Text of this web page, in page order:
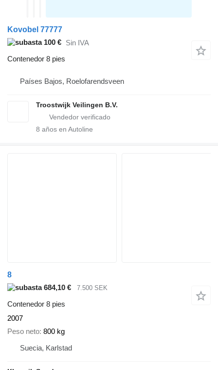
Kovobel 77777
100 € Sin IVA
Contenedor 8 pies
Países Bajos, Roelofarendsveen
Troostwijk Veilingen B.V.
8 años en Autoline
8
684,10 €
7.500 SEK
Contenedor 8 pies
2007
Peso neto 800 kg
Suecia, Karlstad